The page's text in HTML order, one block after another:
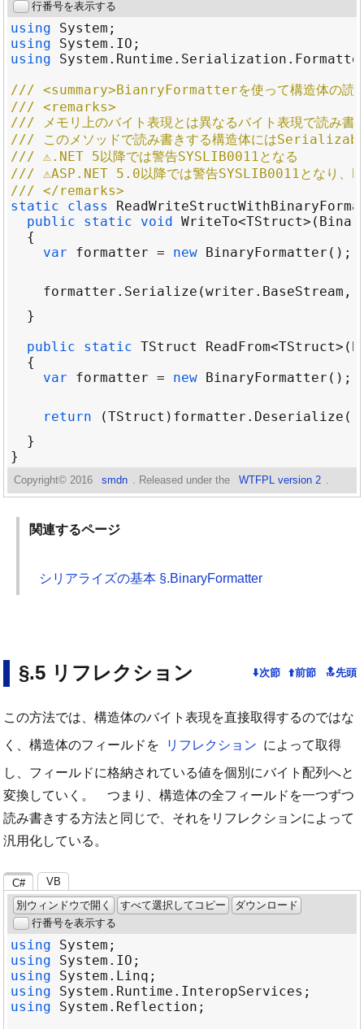
行番号を表示する
using System
using
System . IO
using
System . Runtime . Serialization .
/// <summary>BianryFormatterを使って構造体の読
/// <remarks>
/// メモリ上のバイト表現とは異なるバイト表現で読み書
/// このメソッドで読み書きする構造体には
/// ⚠.NET 5以降では警告SYSLIB0011となる
/// ⚠ASP.NET 5.0以降では警告SYSLIB0011となり、
/// </remarks>
static
class
public
static void WriteTo<TStruct> (
var
formatter = new BinaryFormatter
formatter . Serialize (writer . BaseStream ,
public
static TStruct ReadFrom<TStruct> (
var
formatter = new BinaryFormatter
return (TStruct ) formatter . Deserialize (
Copyright© 2016 smdn . Released under the WTFPL version 2 .
関連するページ
シリアライズの基本 §.BinaryFormatter
リフレクション
この方法では、構造体のバイト表現を直接取得するのではな
く、構造体のフィールドを
リフレクション によって取得
し、フィールドに格納されている値を個別にバイト配列へと
変換していく。 つまり、構造体の全フィールドを一つずつ
読み書きする方法と同じで、それをリフレクションによって
汎用化している。
C#
VB
別ウィンドウで開く
すべて選択してコピー
ダウンロード
行番号を表示する
using System
using
System . IO
using
System . Linq
using
System . Runtime . InteropServices
using
System . Reflection